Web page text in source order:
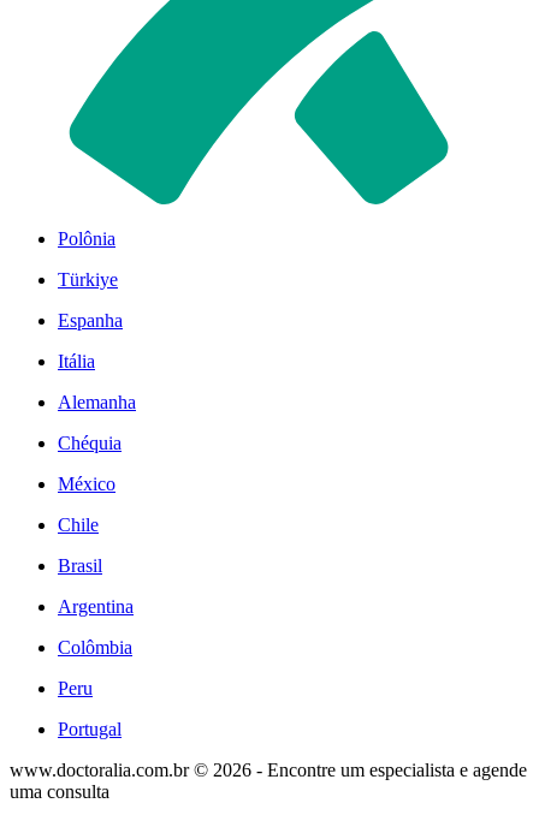
Polônia
Türkiye
Espanha
Itália
Alemanha
Chéquia
México
Chile
Brasil
Argentina
Colômbia
Peru
Portugal
www.doctoralia.com.br © 2026 - Encontre um especialista e agende
uma consulta